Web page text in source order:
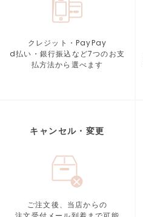
クレジット・PayPay
d払い・銀行振込など7つのお支
払方法から選べます
キャンセル・変更
ご注文後、当店からの